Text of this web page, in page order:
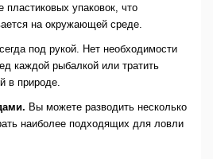
пластиковых упаковок, что
на окружающей среде.
под рукой. Нет необходимости
каждой рыбалкой или тратить
в природе.
Вы можете разводить несколько
наиболее подходящих для ловли